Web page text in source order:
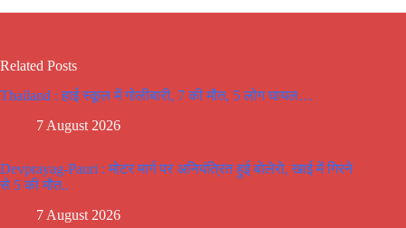
Related Posts
Thailand : हाई स्कूल में गोलीबारी, 7 की मौत, 5 लोग घायल…
7 August 2026
Devprayag-Pauri : मोटर मार्ग पर अनियंत्रित हुई बोलेरो, खाई में गिरने
से 5 की मौत..
7 August 2026